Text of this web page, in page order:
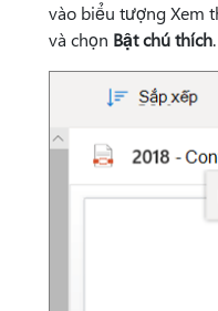
vào biểu tượng Xem
và chọn Bật chú thích.